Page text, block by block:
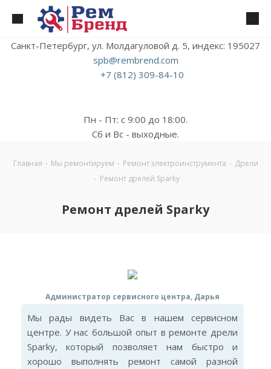
Санкт-Петербург, ул. Молдагуловой д. 5, индекс: 195027
spb@rembrend.com
+7 (812) 309-84-10
Пн - Пт: с 9:00 до 18:00.
Сб и Вс - выходные.
Главная - Мы ремонтируем - Ремонт электроинструмента - Дрели
- Ремонт дрелей Sparky
Ремонт дрелей Sparky
Администратор сервисного центра, Дарья
Мы рады видеть Вас в нашем сервисном
центре. У нас большой опыт в ремонте дрели
Sparky, который позволяет нам быстро и
хорошо выполнять ремонт самой разной